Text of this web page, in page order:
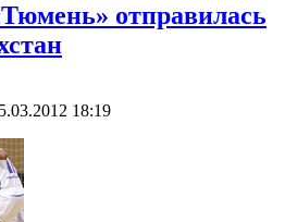
отправилась
18:19